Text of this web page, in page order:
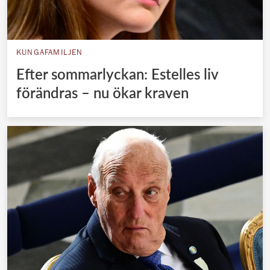
KUNGAFAMILJEN
Efter sommarlyckan: Estelles liv
förändras – nu ökar kraven